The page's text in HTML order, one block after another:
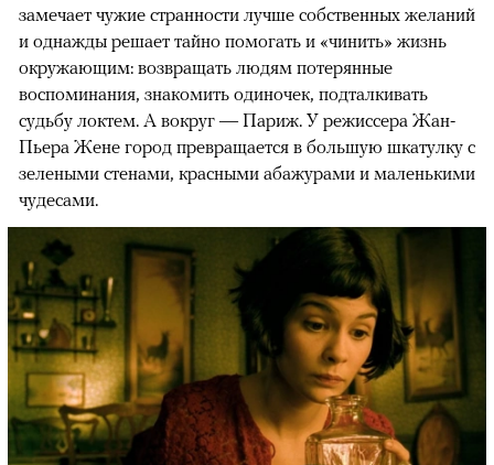
замечает чужие странности лучше собственных желаний
и однажды решает тайно помогать и «чинить» жизнь
окружающим: возвращать людям потерянные
воспоминания, знакомить одиночек, подталкивать
судьбу локтем. А вокруг — Париж. У режиссера Жан-
Пьера Жене город превращается в большую шкатулку с
зелеными стенами, красными абажурами и маленькими
чудесами.